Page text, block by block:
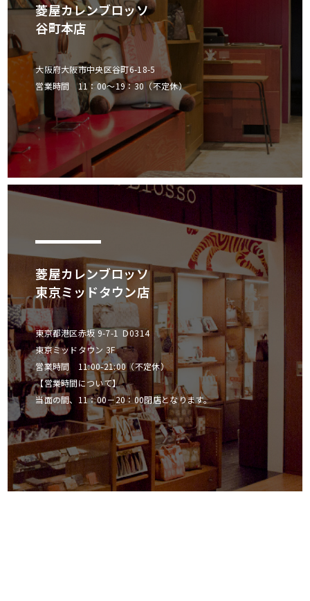
菱屋カレンブロッソ
谷町本店
大阪府大阪市中央区谷町6-18-5
営業時間 11：00～19：30（不定休）
菱屋カレンブロッソ
東京ミッドタウン店
東京都港区赤坂 9-7-1 Ｄ0314
東京ミッドタウン 3F
営業時間 11:00-21:00（不定休）
【営業時間について】
当面の間、11：00－20：00閉店となります。